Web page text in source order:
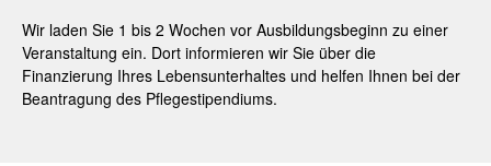
Wir laden Sie 1 bis 2 Wochen vor Ausbildungsbeginn zu einer
Veranstaltung ein. Dort informieren wir Sie über die
Finanzierung Ihres Lebensunterhaltes und helfen Ihnen bei der
Beantragung des Pflegestipendiums.